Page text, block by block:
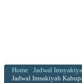
Home
Jadwal
Jadwal Imsakiyah